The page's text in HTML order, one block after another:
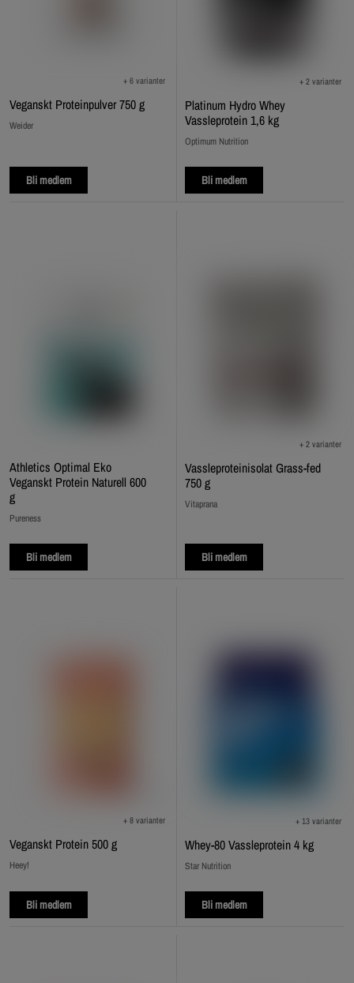
Veganskt Proteinpulver 750 g
+ 6 varianter
Weider
Bli medlem
Platinum Hydro Whey
Vassleprotein 1,6 kg
+ 2 varianter
Optimum Nutrition
Bli medlem
Athletics Optimal Eko
Veganskt Protein Naturell 600
g
Pureness
Bli medlem
Vassleproteinisolat Grass-fed
750 g
+ 2 varianter
Vitaprana
Bli medlem
Veganskt Protein 500 g
+ 8 varianter
Heey!
Bli medlem
Whey-80 Vassleprotein 4 kg
+ 13 varianter
Star Nutrition
Bli medlem